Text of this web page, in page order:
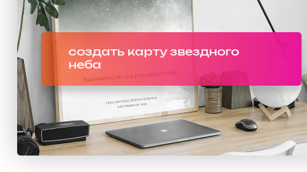
создать карту звездного
неба